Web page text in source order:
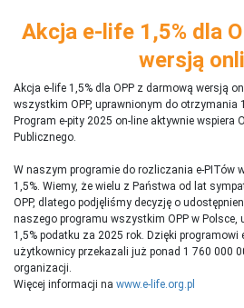
Akcja e-life 1,5% dla
wersją
Akcja e-life 1,5% dla OPP z darmową wersją
wszystkim OPP, uprawnionym do otrzymania
Program e-pity 2025 on-line aktywnie wspiera
Publicznego.
W naszym programie do rozliczania e-PITów
1,5%. Wiemy, że wielu z Państwa od lat
OPP, dlatego podjęliśmy decyzję o
naszego programu wszystkim OPP w
1,5% podatku za 2025 rok. Dzięki programowi
użytkownicy przekazali już ponad 1 760 000
organizacji.
Więcej informacji na www.e-life.org.pl